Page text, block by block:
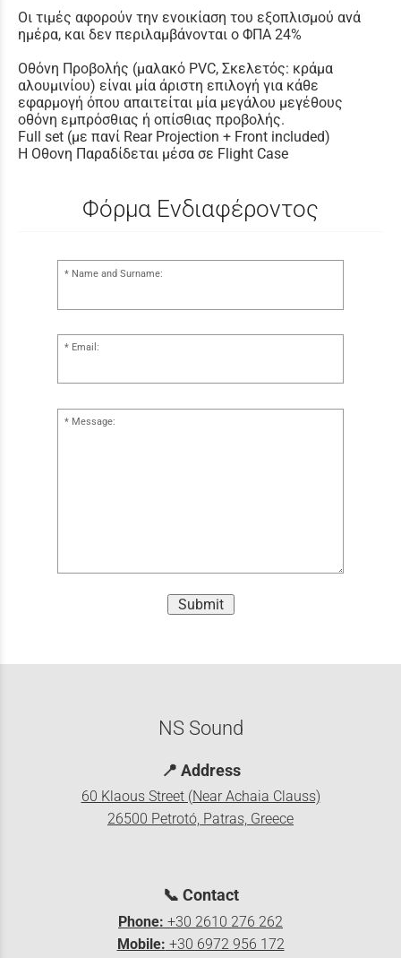
Οι τιμές αφορούν την ενοικίαση του εξοπλισμού ανά
ημέρα, και δεν περιλαμβάνονται ο ΦΠΑ 24%
Οθόνη Προβολής (μαλακό PVC, Σκελετός: κράμα
αλουμινίου) είναι μία άριστη επιλογή για κάθε
εφαρμογή όπου απαιτείται μία μεγάλου μεγέθους
οθόνη εμπρόσθιας ή οπίσθιας προβολής.
Full set (με πανί Rear Projection + Front included)
Η Οθονη Παραδίδεται μέσα σε Flight Case
Φόρμα Ενδιαφέροντος
Name and Surname:
Email:
Message:
Submit
NS Sound
📍 Address
60 Klaous Street (Near Achaia Clauss)
26500 Petrotó, Patras, Greece
📞 Contact
Phone: +30 2610 276 262
Mobile: +30 6972 956 172